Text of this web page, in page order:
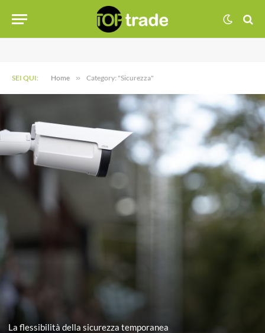
SEI QUI: Home » Category: "Sicurezza"
La flessibilità della sicurezza temporanea